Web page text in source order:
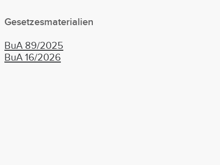
Gesetzesmaterialien
BuA 89/2025
BuA 16/2026